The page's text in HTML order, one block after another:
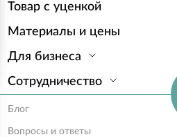
Товар с уценкой
Материалы и цены
Для бизнеса
Сотрудничество
Блог
Вопросы и ответы